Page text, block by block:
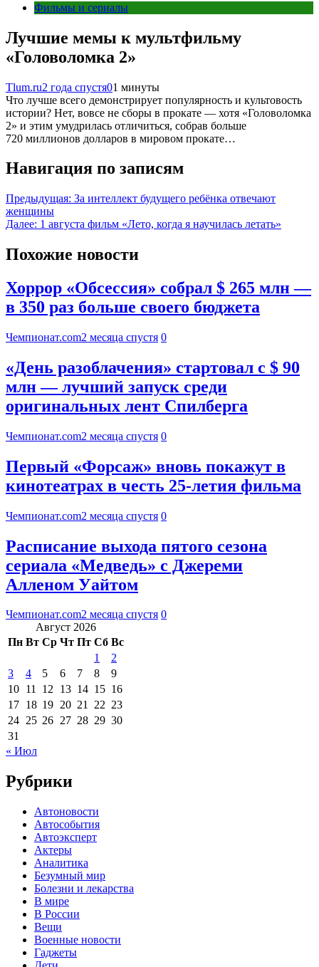
Фильмы и сериалы
Лучшие мемы к мультфильму
«Головоломка 2»
Tlum.ru2 года спустя01 минуты
Что лучше всего демонстрирует популярность и культовость
истории? Нет, вовсе не сборы в прокате — хотя «Головоломка
2» и этим умудрилась отличиться, собрав больше
720 миллионов долларов в мировом прокате…
Навигация по записям
Предыдущая: За интеллект будущего ребёнка отвечают
женщины
Далее: 1 августа фильм «Лето, когда я научилась летать»
Похожие новости
Хоррор «Обсессия» собрал $ 265 млн —
в 350 раз больше своего бюджета
Чемпионат.com2 месяца спустя 0
«День разоблачения» стартовал с $ 90
млн — лучший запуск среди
оригинальных лент Спилберга
Чемпионат.com2 месяца спустя 0
Первый «Форсаж» вновь покажут в
кинотеатрах в честь 25-летия фильма
Чемпионат.com2 месяца спустя 0
Расписание выхода пятого сезона
сериала «Медведь» с Джереми
Алленом Уайтом
Чемпионат.com2 месяца спустя 0
Август 2026
Пн Вт Ср Чт Пт Сб Вс
1
2
3
4 5 6 7 8
9
10 11 12 13 14 15 16
17 18 19 20 21 22 23
24 25 26 27 28 29 30
31
« Июл
Рубрики
Автоновости
Автособытия
Автоэксперт
Актеры
Аналитика
Безумный мир
Болезни и лекарства
В мире
В России
Вещи
Военные новости
Гаджеты